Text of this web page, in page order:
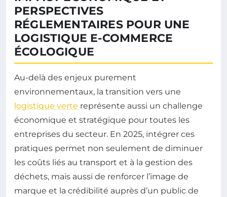
PERSPECTIVES
RÉGLEMENTAIRES POUR UNE
LOGISTIQUE E-COMMERCE
ÉCOLOGIQUE
Au-delà des enjeux purement
environnementaux, la transition vers une
logistique verte représente aussi un challenge
économique et stratégique pour toutes les
entreprises du secteur. En 2025, intégrer ces
pratiques permet non seulement de diminuer
les coûts liés au transport et à la gestion des
déchets, mais aussi de renforcer l’image de
marque et la crédibilité auprès d’un public de